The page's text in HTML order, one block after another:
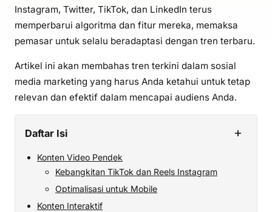
Instagram, Twitter, TikTok, dan LinkedIn terus
memperbarui algoritma dan fitur mereka, memaksa
pemasar untuk selalu beradaptasi dengan tren terbaru.
Artikel ini akan membahas tren terkini dalam sosial
media marketing yang harus Anda ketahui untuk tetap
relevan dan efektif dalam mencapai audiens Anda.
Daftar Isi +
Konten Video Pendek
Kebangkitan TikTok dan Reels Instagram
Optimalisasi untuk Mobile
Konten Interaktif